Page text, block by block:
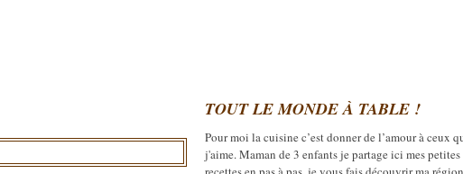
TOUT LE MONDE À TABLE !
Pour moi la cuisine c’est donner de l’amour à ceux
j'aime. Maman de 3 enfants je partage ici mes petites